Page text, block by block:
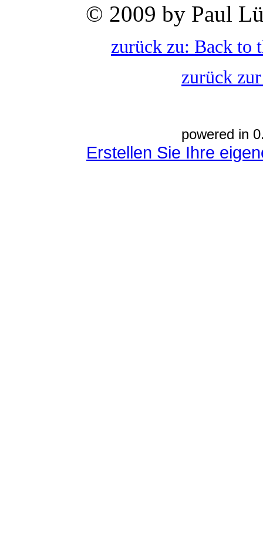
© 2009 by Paul
zurück zu: Back to
zurück
powered in
Erstellen Sie Ihre